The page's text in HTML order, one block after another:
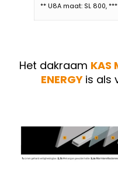
** U8A maat: SL 800,
Het dakraam KAS
ENERGY is als